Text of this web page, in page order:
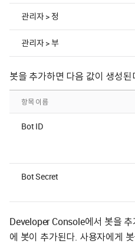
관리자 > 정
관리자 > 부
봇을 추가하면 다음 값이 생성된
항목 이름
Bot ID
Bot Secret
Developer Console에서 봇을
에 봇이 추가된다. 사용자에게